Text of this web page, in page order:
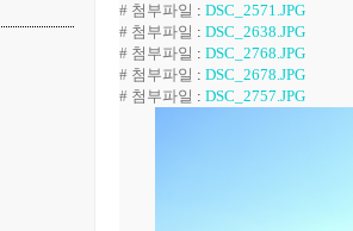
# 첨부파일 : DSC_2571.JPG
# 첨부파일 : DSC_2638.JPG
# 첨부파일 : DSC_2768.JPG
# 첨부파일 : DSC_2678.JPG
# 첨부파일 : DSC_2757.JPG